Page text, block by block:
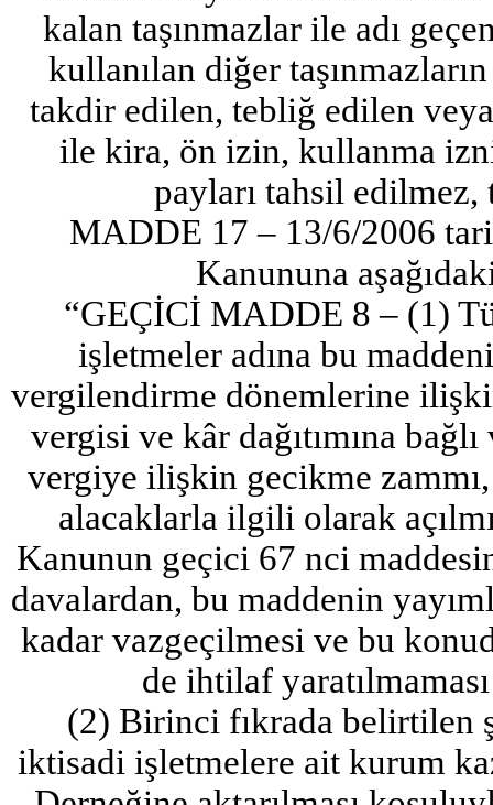
kalan taşınmazlar ile adı
kullanılan diğer
takdir edilen, tebliğ edilen
ile kira, ön izin, kullanma
payları tahsil
MADDE 17 – 13/6/2006
Kanununa
“GEÇİCİ MADDE 8 – (1)
işletmeler adına bu
vergilendirme dönemlerine
vergisi ve kâr dağıtımına
vergiye ilişkin gecikme
alacaklarla ilgili olarak
Kanunun geçici 67 nci
davalardan, bu maddenin
kadar vazgeçilmesi ve bu
de ihtilaf
(2) Birinci fıkrada belirtilen
iktisadi işletmelere ait kurum